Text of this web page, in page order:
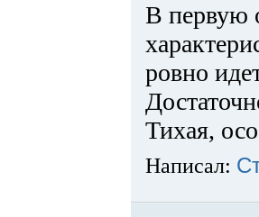
В первую
ровно
Тихая,
Написал: